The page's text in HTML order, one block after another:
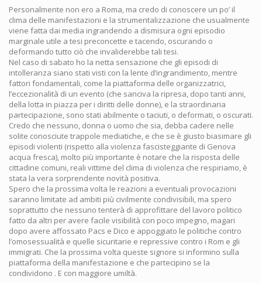
Personalmente non ero a Roma, ma credo di conoscere un po’ il
clima delle manifestazioni e la strumentalizzazione che usualmente
viene fatta dai media ingrandendo a dismisura ogni episodio
marginale utile a tesi preconcette e tacendo, oscurando o
deformando tutto ciò che invaliderebbe tali tesi.
Nel caso di sabato ho la netta sensazione che gli episodi di
intolleranza siano stati visti con la lente d’ingrandimento, mentre
fattori fondamentali, come la piattaforma delle organizzatrici,
l’eccezionalità di un evento (che sanciva la ripresa, dopo tanti anni,
della lotta in piazza per i diritti delle donne), e la straordinaria
partecipazione, sono stati abilmente o taciuti, o deformati, o oscurati.
Credo che nessuno, donna o uomo che sia, debba cadere nelle
solite conosciute trappole mediatiche, e che se è giusto biasimare gli
episodi violenti (rispetto alla violenza fascisteggiante di Genova
acqua fresca), molto più importante è notare che la risposta delle
cittadine comuni, reali vittime del clima di violenza che respiriamo, è
stata la vera sorprendente novità positiva.
Spero che la prossima volta le reazioni a eventuali provocazioni
saranno limitate ad ambiti più civilmente condivisibili, ma spero
soprattutto che nessuno tenterà di approfittare del lavoro politico
fatto da altri per avere facile visibilità con poco impegno, magari
dopo avere affossato Pacs e Dico e appoggiato le politiche contro
l’omosessualità e quelle sicuritarie e repressive contro i Rom e gli
immigrati. Che la prossima volta queste signore si informino sulla
piattaforma della manifestazione e che partecipino se la
condividono . E con maggiore umiltà.